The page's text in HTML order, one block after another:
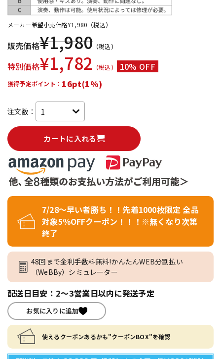
メーカー希望小売価格¥1,980 （税込）
販売価格¥1,980 （税込）
特別価格¥1,782 （税込） 10% OFF
獲得予定ポイント： 16pt(1%)
注文数：
カートに入れる
7/28～早い者勝ち！！先着1000枚限定 全品
対象5％OFFクーポン！！！※無くなり次第
終了
48回まで金利手数料無料!かんたんWEB分割払い
（WeBBy）シミュレーター
配送日目安：2～3営業日以内に発送予定
お気に入りに追加
使えるクーポンあるかも"クーポンBOX"を確認